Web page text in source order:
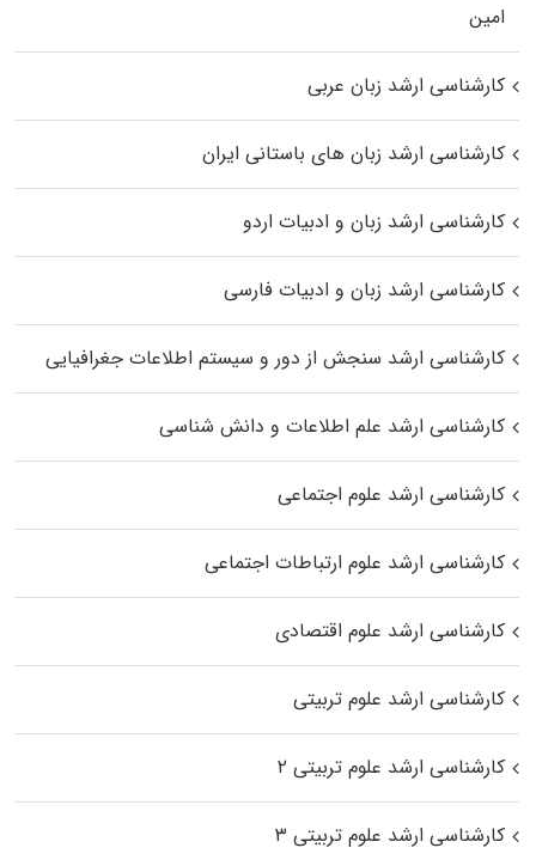
اﻣﻴﻦ
کارشناسی ارشد زبان عربی
کارشناسی ارشد زبان‌ های باستانی ایران
کارشناسی ارشد زبان و ادبیات اردو
کارشناسی ارشد زبان و ادبیات فارسی
کارشناسی ارشد سنجش از دور و سیستم اطلاعات جغرافیایی
کارشناسی ارشد علم اطلاعات و دانش شناسی
کارشناسی ارشد علوم اجتماعی
کارشناسی ارشد علوم ارتباطات اجتماعی
کارشناسی ارشد علوم اقتصادی
کارشناسی ارشد علوم تربیتی
کارشناسی ارشد علوم تربیتی ۲
کارشناسی ارشد علوم تربیتی ۳